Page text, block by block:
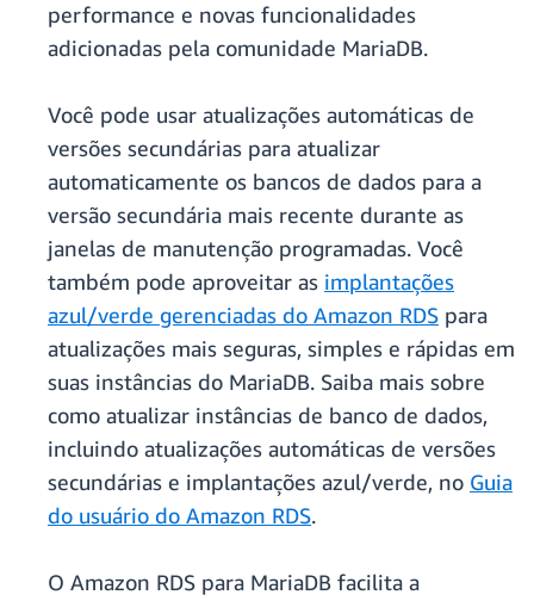
performance e novas funcionalidades
adicionadas pela comunidade MariaDB.
Você pode usar atualizações automáticas de
versões secundárias para atualizar
automaticamente os bancos de dados para a
versão secundária mais recente durante as
janelas de manutenção programadas. Você
também pode aproveitar as implantações
azul/verde gerenciadas do Amazon RDS para
atualizações mais seguras, simples e rápidas em
suas instâncias do MariaDB. Saiba mais sobre
como atualizar instâncias de banco de dados,
incluindo atualizações automáticas de versões
secundárias e implantações azul/verde, no Guia
do usuário do Amazon RDS.
O Amazon RDS para MariaDB facilita a